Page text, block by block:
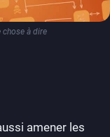
chose à dire
amener les